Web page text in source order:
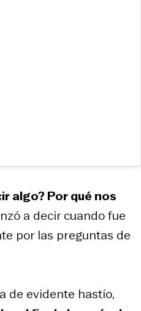
algo? Por qué nos
a decir cuando fue
por las preguntas de
de evidente hastío,